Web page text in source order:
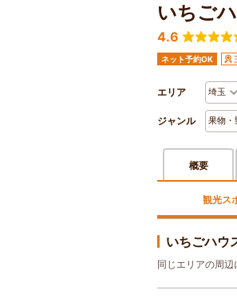
いちご
4.6
ネット予約OK
エリア 埼玉
ジャンル 果物・
概要
観光ス
いちごハウ
同じエリアの周辺